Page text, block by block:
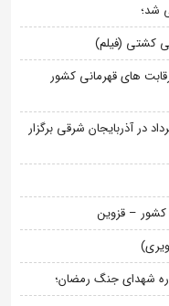
شد؛
کشتی (فیلم)
های قهرمانی کشور
تیم ملی کشتی ساحلی نوجوانان از 17 مرداد در آذربایجان شرقی برگزار
– قزوین
شهدای جنگ رمضان؛